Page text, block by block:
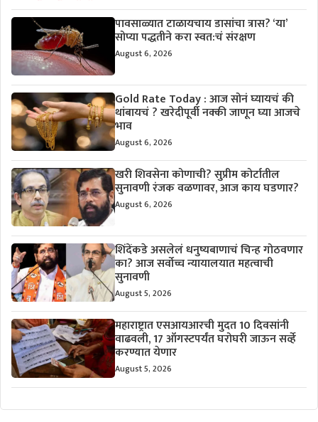
पावसाळ्यात टाळायचाय डासांचा त्रास? ‘या’
सोप्या पद्धतीने करा स्वत:चं संरक्षण
August 6, 2026
Gold Rate Today : आज सोनं घ्यायचं की
थांबायचं ? खरेदीपूर्वी नक्की जाणून घ्या आजचे
भाव
August 6, 2026
खरी शिवसेना कोणाची? सुप्रीम कोर्टातील
सुनावणी रंजक वळणावर, आज काय घडणार?
August 6, 2026
शिंदेंकडे असलेलं धनुष्यबाणाचं चिन्ह गोठवणार
का? आज सर्वोच्च न्यायालयात महत्वाची
सुनावणी
August 5, 2026
महाराष्ट्रात एसआयआरची मुदत 10 दिवसांनी
वाढवली, 17 ऑगस्टपर्यंत घरोघरी जाऊन सर्व्हे
करण्यात येणार
August 5, 2026